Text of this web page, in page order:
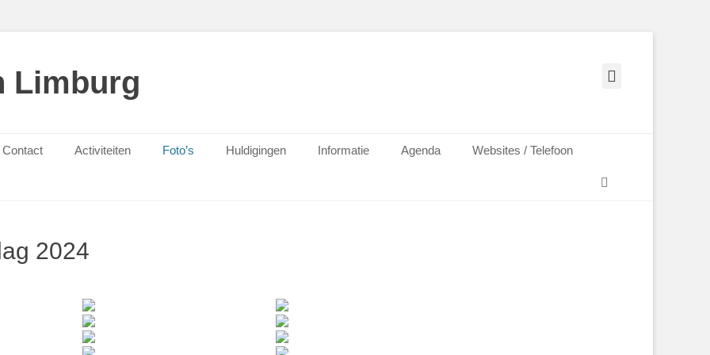
Limburg
Contact Activiteiten Foto’s Huldigingen Informatie Agenda
Websites / Telefoon
2024